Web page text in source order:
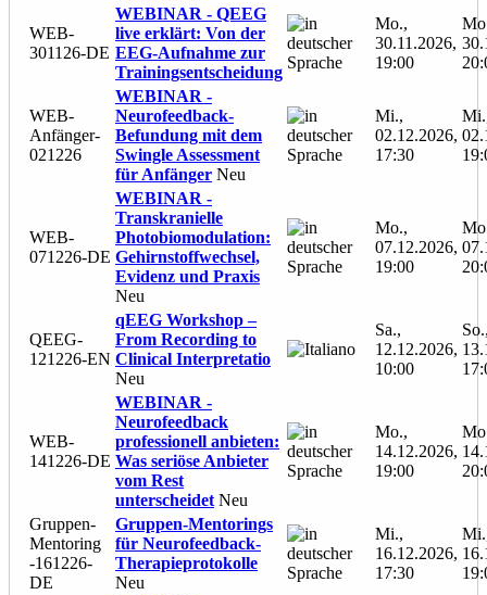
WEB-
301126-DE
WEBINAR - QEEG
live erklärt: Von der
EEG-Aufnahme zur
Trainingsentscheidung
Mo.,
30.11.2026,
19:00
WEB-
Anfänger-
021226
WEBINAR -
Neurofeedback-
Befundung mit dem
Swingle Assessment
für Anfänger Neu
Mi.,
02.12.2026,
17:30
WEB-
071226-DE
WEBINAR -
Transkranielle
Photobiomodulation:
Gehirnstoffwechsel,
Evidenz und Praxis
Neu
Mo.,
07.12.2026,
19:00
QEEG-
121226-EN
qEEG Workshop –
From Recording to
Clinical Interpretatio
Neu
Sa.,
12.12.2026,
10:00
WEB-
141226-DE
WEBINAR -
Neurofeedback
professionell anbieten:
Was seriöse Anbieter
vom Rest
unterscheidet Neu
Mo.,
14.12.2026,
19:00
Gruppen-
Mentoring
-161226-
DE
Gruppen-Mentorings
für Neurofeedback-
Therapieprotokolle
Neu
Mi.,
16.12.2026,
17:30